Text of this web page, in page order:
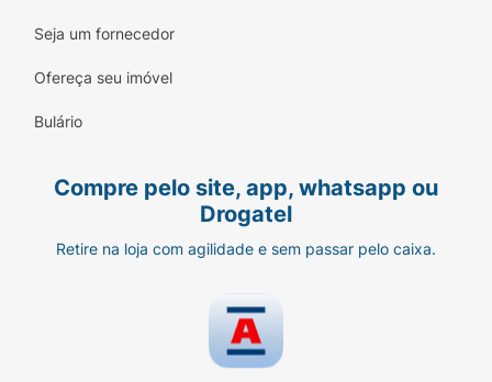
de medicamento e garantindo a dose exata.
Alta Qualidade Embecta:
esterilidade e confiança.
Livre de Látex:
Segura para pacientes com
sensibilidade ou alergia ao látex.
Praticidade:Pack com 10 seringas estéreis
Instruções de Uso (Resumo):
Limpe bem as mãos e o local da injeção.
Seja um fornecedor
Ofereça seu imóvel
Bulário
Compre pelo site, app, whatsapp ou
Drogatel
Retire na loja com agilidade e sem passar pelo caixa.